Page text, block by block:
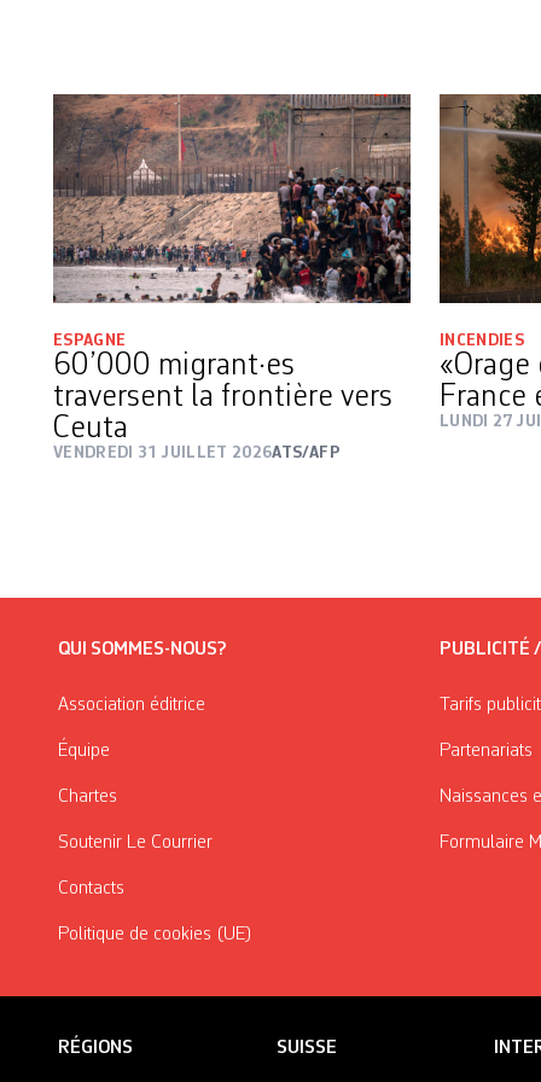
ESPAGNE
60’000 migrant·es
traversent la frontière vers
Ceuta
VENDREDI 31 JUILLET 2026ATS/AFP
INCENDIES
«Orage
France
LUNDI 27
QUI SOMMES-NOUS?
Association éditrice
Équipe
Chartes
Soutenir Le Courrier
Contacts
Politique de cookies (UE)
PUBLICITÉ
Tarifs
Partenariats
Naissances
Formulaire
RÉGIONS SUISSE